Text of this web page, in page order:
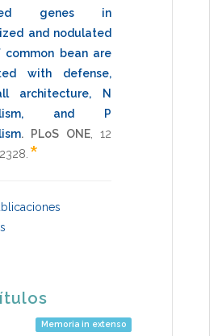
genes in
and nodulated
common bean are
with defense,
architecture, N
and P
. PLoS ONE,12
*
Memoria in extenso